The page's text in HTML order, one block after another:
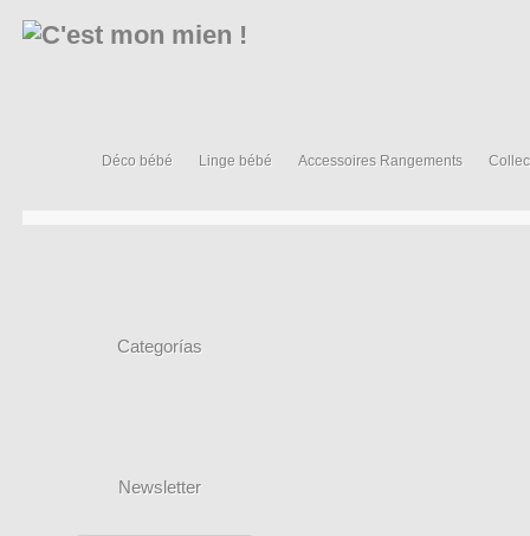
Déco bébé Linge bébé Accessoires Rangements
Categorías
Newsletter